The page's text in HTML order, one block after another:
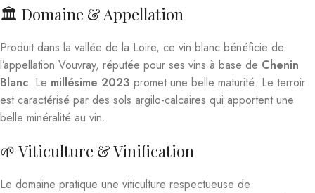
🏛️ Domaine & Appellation
Produit dans la vallée de la Loire, ce vin blanc bénéficie de
l’appellation Vouvray, réputée pour ses vins à base de Chenin
Blanc. Le millésime 2023 promet une belle maturité. Le terroir
est caractérisé par des sols argilo-calcaires qui apportent une
belle minéralité au vin.
🌱 Viticulture & Vinification
Le domaine pratique une viticulture respectueuse de